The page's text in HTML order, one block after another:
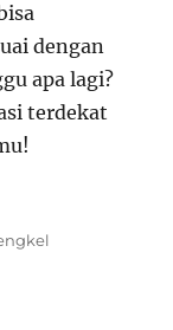
dengan
apa lagi?
terdekat